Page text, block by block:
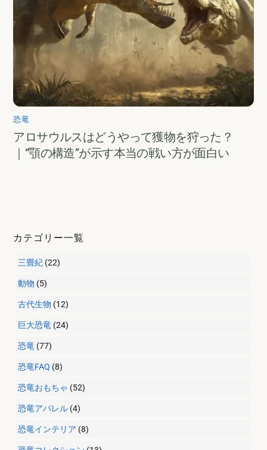
恐竜
アロサウルスはどうやって獲物を狩った？
｜“顎の構造”が示す本当の戦い方が面白い
カテゴリー一覧
三畳紀 (22)
動物 (5)
古代生物 (12)
巨大恐竜 (24)
恐竜 (77)
恐竜FAQ (8)
恐竜おもちゃ (52)
恐竜アパレル (4)
恐竜インテリア (8)